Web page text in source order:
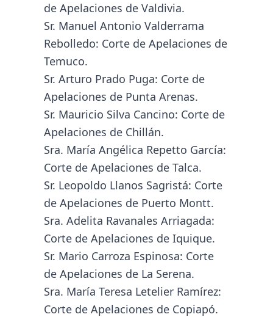
de Apelaciones de Valdivia.
Sr. Manuel Antonio Valderrama
Rebolledo: Corte de Apelaciones de
Temuco.
Sr. Arturo Prado Puga: Corte de
Apelaciones de Punta Arenas.
Sr. Mauricio Silva Cancino: Corte de
Apelaciones de Chillán.
Sra. María Angélica Repetto García:
Corte de Apelaciones de Talca.
Sr. Leopoldo Llanos Sagristá: Corte
de Apelaciones de Puerto Montt.
Sra. Adelita Ravanales Arriagada:
Corte de Apelaciones de Iquique.
Sr. Mario Carroza Espinosa: Corte
de Apelaciones de La Serena.
Sra. María Teresa Letelier Ramírez:
Corte de Apelaciones de Copiapó.